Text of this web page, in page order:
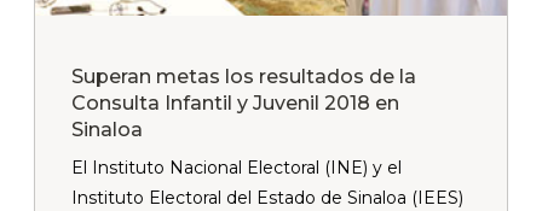
Superan metas los resultados de la
Consulta Infantil y Juvenil 2018 en
Sinaloa
El Instituto Nacional Electoral (INE) y el
Instituto Electoral del Estado de Sinaloa (IEES)